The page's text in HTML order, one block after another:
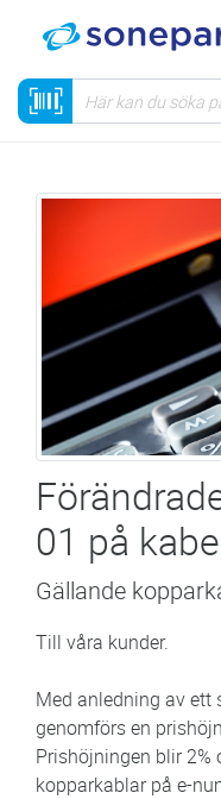
01 på
Gällande
Till våra kunder.
Med anledning av ett
genomförs en
Prishöjningen blir
kopparkablar på e-